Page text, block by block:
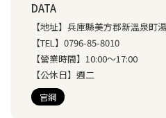
DATA
【地址】 兵庫縣美方郡新溫泉町
【TEL】 0796-85-8010
【營業時間】 10:00～17:00
【公休日】 週二
官網